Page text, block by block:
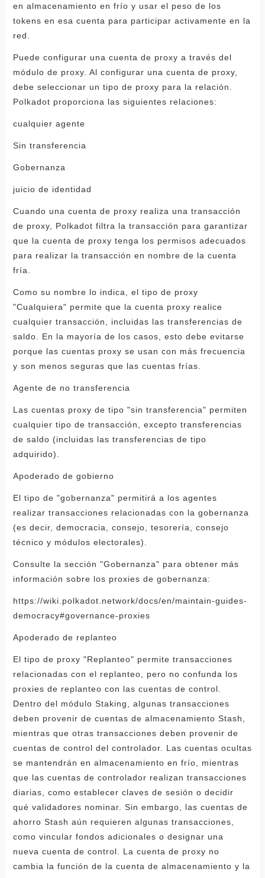
en almacenamiento en frío y usar el peso de los
tokens en esa cuenta para participar activamente en la
red.
Puede configurar una cuenta de proxy a través del
módulo de proxy. Al configurar una cuenta de proxy,
debe seleccionar un tipo de proxy para la relación.
Polkadot proporciona las siguientes relaciones:
cualquier agente
Sin transferencia
Gobernanza
juicio de identidad
Cuando una cuenta de proxy realiza una transacción
de proxy, Polkadot filtra la transacción para garantizar
que la cuenta de proxy tenga los permisos adecuados
para realizar la transacción en nombre de la cuenta
fría.
Como su nombre lo indica, el tipo de proxy
"Cualquiera" permite que la cuenta proxy realice
cualquier transacción, incluidas las transferencias de
saldo. En la mayoría de los casos, esto debe evitarse
porque las cuentas proxy se usan con más frecuencia
y son menos seguras que las cuentas frías.
Agente de no transferencia
Las cuentas proxy de tipo "sin transferencia" permiten
cualquier tipo de transacción, excepto transferencias
de saldo (incluidas las transferencias de tipo
adquirido).
Apoderado de gobierno
El tipo de "gobernanza" permitirá a los agentes
realizar transacciones relacionadas con la gobernanza
(es decir, democracia, consejo, tesorería, consejo
técnico y módulos electorales).
Consulte la sección "Gobernanza" para obtener más
información sobre los proxies de gobernanza:
https://wiki.polkadot.network/docs/en/maintain-guides-
democracy#governance-proxies
Apoderado de replanteo
El tipo de proxy "Replanteo" permite transacciones
relacionadas con el replanteo, pero no confunda los
proxies de replanteo con las cuentas de control.
Dentro del módulo Staking, algunas transacciones
deben provenir de cuentas de almacenamiento Stash,
mientras que otras transacciones deben provenir de
cuentas de control del controlador. Las cuentas ocultas
se mantendrán en almacenamiento en frío, mientras
que las cuentas de controlador realizan transacciones
diarias, como establecer claves de sesión o decidir
qué validadores nominar. Sin embargo, las cuentas de
ahorro Stash aún requieren algunas transacciones,
como vincular fondos adicionales o designar una
nueva cuenta de control. La cuenta de proxy no
cambia la función de la cuenta de almacenamiento y la